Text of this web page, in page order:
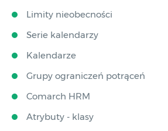
Limity nieobecności
Serie kalendarzy
Kalendarze
Grupy ograniczeń potrąceń
Comarch HRM
Atrybuty - klasy